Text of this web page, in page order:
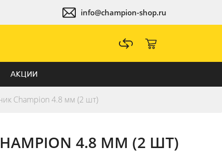
info@champion-shop.ru
АКЦИИ
Champion 4.8 мм (2 шт)
4.8 ММ (2 ШТ)